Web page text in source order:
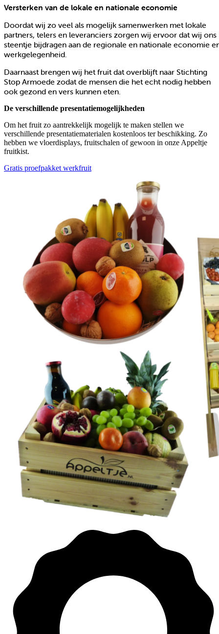
Versterken van de lokale en nationale economie
Doordat wij zo veel als mogelijk samenwerken met lokale
partners, telers en leveranciers zorgen wij ervoor dat wij ons
steentje bijdragen aan de regionale en nationale economie
werkgelegenheid.
Daarnaast brengen wij het fruit dat overblijft naar Stichting
Stop Armoede zodat de mensen die het echt nodig hebben
ook gezond en vers kunnen eten.
De verschillende presentatiemogelijkheden
Om het fruit zo aantrekkelijk mogelijk te maken stellen we
verschillende presentatiematerialen kostenloos ter beschikking. Zo
hebben we vloerdisplays, fruitschalen of gewoon in onze Appeltje
fruitkist.
Gratis proefpakket werkfruit